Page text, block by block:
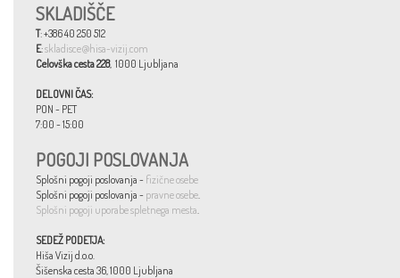
SKLADIŠČE
T: +386 40 250 512
E:skladisce@hisa-vizij.com
Celovška cesta 228, 1000 Ljubljana
DELOVNI ČAS:
PON - PET
7:00 - 15:00
POGOJI POSLOVANJA
Splošni pogoji poslovanja - fizične osebe
Splošni pogoji poslovanja - pravne osebe
Splošni pogoji uporabe spletnega mesta
SEDEŽ PODETJA:
Hiša Vizij d.o.o.
Šišenska cesta 36, 1000 Ljubljana